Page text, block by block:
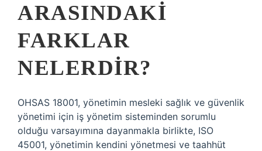
ARASINDAKI
FARKLAR
NELERDIR?
OHSAS 18001, yönetimin mesleki sağlık ve güvenlik
yönetimi için iş yönetim sisteminden sorumlu
olduğu varsayımına dayanmakla birlikte, ISO
45001, yönetimin kendini yönetmesi ve taahhüt